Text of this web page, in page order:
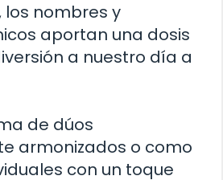
los nombres y
aportan una dosis
a nuestro día a
de dúos
armonizados o como
con un toque